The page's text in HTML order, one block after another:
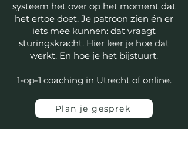
systeem het over op het moment dat
het ertoe doet. Je patroon zien én er
iets mee kunnen: dat vraagt
sturingskracht. Hier leer je hoe dat
werkt. En hoe je het bijstuurt.
1-op-1 coaching in Utrecht of online.
Plan je gesprek